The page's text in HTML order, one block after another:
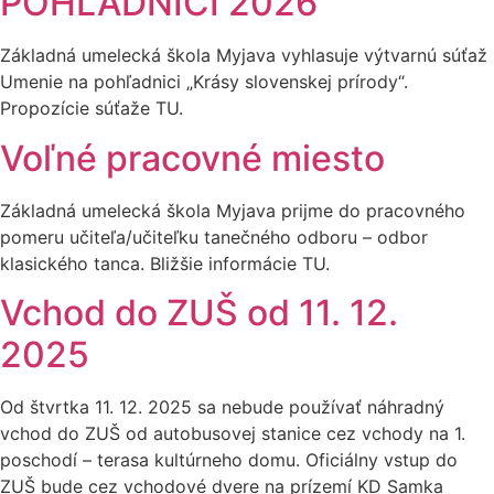
Základná umelecká škola Myjava vyhlasuje výtvarnú súťaž
Umenie na pohľadnici „Krásy slovenskej prírody“.
Propozície súťaže TU.
Voľné pracovné miesto
Základná umelecká škola Myjava prijme do pracovného
pomeru učiteľa/učiteľku tanečného odboru – odbor
klasického tanca. Bližšie informácie TU.
Vchod do ZUŠ od 11. 12.
2025
Od štvrtka 11. 12. 2025 sa nebude používať náhradný
vchod do ZUŠ od autobusovej stanice cez vchody na 1.
poschodí – terasa kultúrneho domu. Oficiálny vstup do
ZUŠ bude cez vchodové dvere na prízemí KD Samka